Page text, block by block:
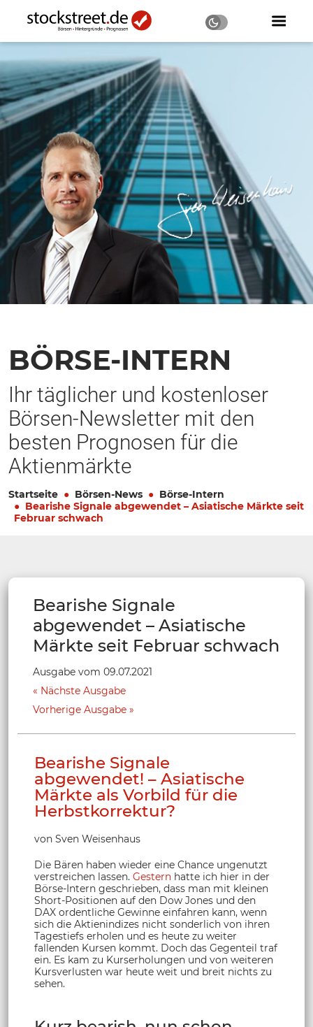
BÖRSE-INTERN
Ihr täglicher und kostenloser
Börsen-Newsletter mit den
besten Prognosen für die
Aktienmärkte
Startseite Börsen-News
Börse-Intern
Bearishe Signale abgewendet – Asiatische Märkte seit
Februar schwach
Bearishe Signale
abgewendet – Asiatische
Märkte seit Februar schwach
Ausgabe vom 09.07.2021
Nächste Ausgabe
Vorherige Ausgabe
Bearishe Signale
abgewendet! – Asiatische
Märkte als Vorbild für die
Herbstkorrektur?
von Sven Weisenhaus
Die Bären haben wieder eine Chance ungenutzt
verstreichen lassen. Gestern hatte ich hier in der
Börse-Intern geschrieben, dass man mit kleinen
Short-Positionen auf den Dow Jones und den
DAX ordentliche Gewinne einfahren kann, wenn
sich die Aktienindizes nicht sonderlich von ihren
Tagestiefs erholen und es heute zu weiter
fallenden Kursen kommt. Doch das Gegenteil traf
ein. Es kam zu Kurserholungen und von weiteren
Kursverlusten war heute weit und breit nichts zu
sehen.